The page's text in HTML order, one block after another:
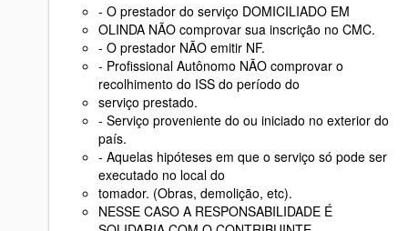
- O prestador do serviço DOMICILIADO EM
OLINDA NÃO comprovar sua inscrição no CMC.
- O prestador NÃO emitir NF.
- Profissional Autônomo NÃO comprovar o
recolhimento do ISS do período do
serviço prestado.
- Serviço proveniente do ou iniciado no exterior do
país.
- Aquelas hipóteses em que o serviço só pode ser
executado no local do
tomador. (Obras, demolição, etc).
NESSE CASO A RESPONSABILIDADE É